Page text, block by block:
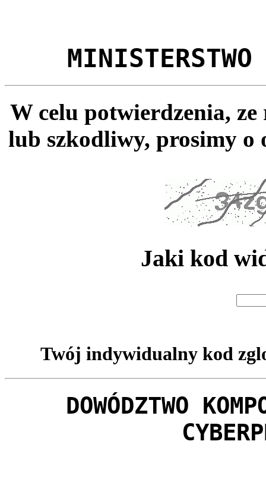
MINISTERSTWO
W celu potwierdzenia,
lub szkodliwy, prosimy o
Jaki kod
Twój indywidualny kod
DOWÓDZTWO